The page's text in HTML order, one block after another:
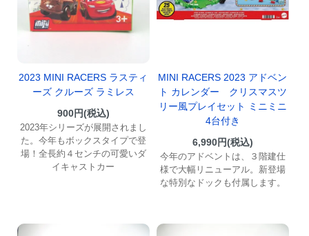
2023 MINI RACERS ラスティ
ーズ クルーズ ラミレス
900円(税込)
2023年シリーズが展開されまし
た。今年もボックスタイプで登
場！全長約４センチの可愛いダ
イキャストカー
MINI RACERS 2023 アドベン
ト カレンダー クリスマスツ
リー風プレイセット ミニミニ
4台付き
6,990円(税込)
今年のアドベントは、３階建仕
様で大幅リニューアル。新登場
な特別なドックも付属します。